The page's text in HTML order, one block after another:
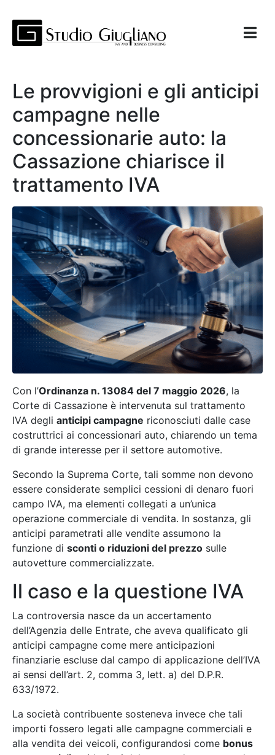
Le provvigioni e gli anticipi
campagne nelle
concessionarie auto: la
Cassazione chiarisce il
trattamento IVA
Con l’Ordinanza n. 13084 del 7 maggio 2026, la
Corte di Cassazione è intervenuta sul trattamento
IVA degli anticipi campagne riconosciuti dalle case
costruttrici ai concessionari auto, chiarendo un tema
di grande interesse per il settore automotive.
Secondo la Suprema Corte, tali somme non devono
essere considerate semplici cessioni di denaro fuori
campo IVA, ma elementi collegati a un’unica
operazione commerciale di vendita. In sostanza, gli
anticipi parametrati alle vendite assumono la
funzione di sconti o riduzioni del prezzo sulle
autovetture commercializzate.
Il caso e la questione IVA
La controversia nasce da un accertamento
dell’Agenzia delle Entrate, che aveva qualificato gli
anticipi campagne come mere anticipazioni
finanziarie escluse dal campo di applicazione dell’IVA
ai sensi dell’art. 2, comma 3, lett. a) del D.P.R.
633/1972.
La società contribuente sosteneva invece che tali
importi fossero legati alle campagne commerciali e
alla vendita dei veicoli, configurandosi come bonus